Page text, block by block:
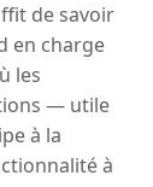
de savoir
en charge
les
— utile
à la
à